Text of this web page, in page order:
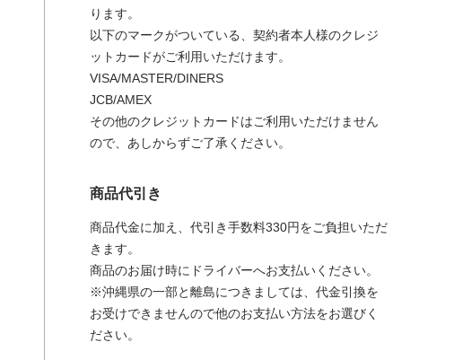
ります。
以下のマークがついている、契約者本人様のクレジ
ットカードがご利用いただけます。
VISA/MASTER/DINERS
JCB/AMEX
その他のクレジットカードはご利用いただけません
ので、あしからずご了承ください。
商品代引き
商品代金に加え、代引き手数料330円をご負担いただ
きます。
商品のお届け時にドライバーへお支払いください。
※沖縄県の一部と離島につきましては、代金引換を
お受けできませんので他のお支払い方法をお選びく
ださい。